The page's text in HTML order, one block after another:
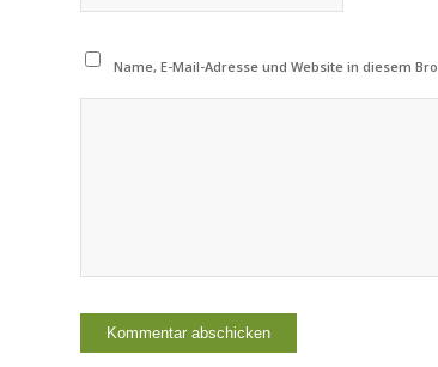
Name, E-Mail-Adresse und Website in diesem